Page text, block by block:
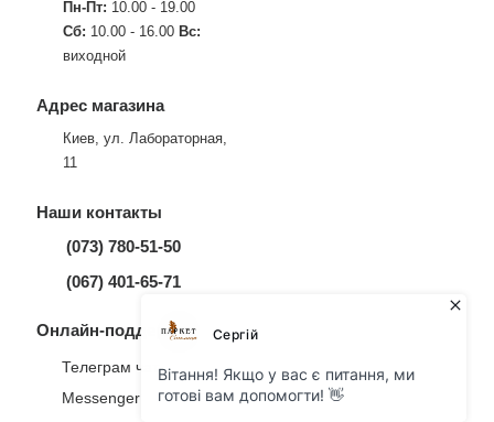
Пн-Пт: 10.00 - 19.00
Сб: 10.00 - 16.00 Вс:
виходной
Адрес магазина
Киев, ул. Лабораторная,
11
Наши контакты
(073) 780-51-50
(067) 401-65-71
Онлайн-поддержка
Телеграм чат
Messenger